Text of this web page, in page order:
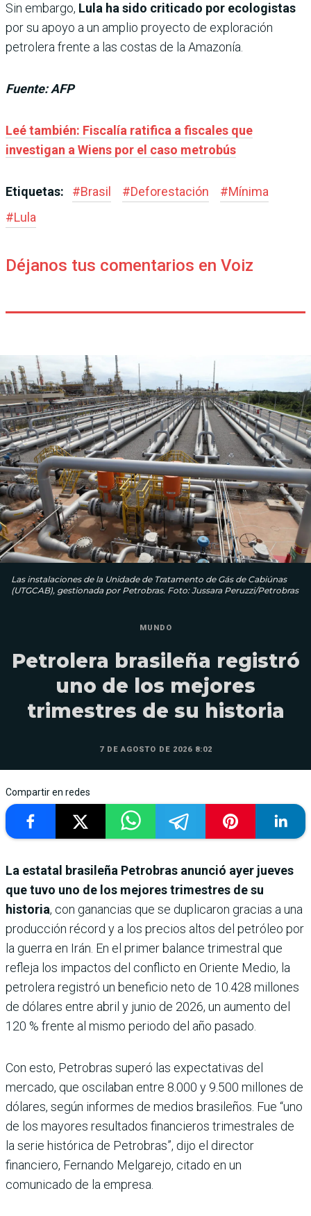
Sin embargo, Lula ha sido criticado por ecologistas
por su apoyo a un amplio proyecto de exploración
petrolera frente a las costas de la Amazonía.
Fuente: AFP
Leé también: Fiscalía ratifica a fiscales que
investigan a Wiens por el caso metrobús
Etiquetas: #Brasil #Deforestación #Mínima
#Lula
Déjanos tus comentarios en Voiz
Las instalaciones de la Unidade de Tratamento de Gás de Cabiúnas
(UTGCAB), gestionada por Petrobras. Foto: Jussara Peruzzi/Petrobras
MUNDO
Petrolera brasileña registró
uno de los mejores
trimestres de su historia
7 DE AGOSTO DE 2026 8:02
Compartir en redes
La estatal brasileña Petrobras anunció ayer jueves
que tuvo uno de los mejores trimestres de su
historia, con ganancias que se duplicaron gracias a una
producción récord y a los precios altos del petróleo por
la guerra en Irán. En el primer balance trimestral que
refleja los impactos del conflicto en Oriente Medio, la
petrolera registró un beneficio neto de 10.428 millones
de dólares entre abril y junio de 2026, un aumento del
120 % frente al mismo periodo del año pasado.
Con esto, Petrobras superó las expectativas del
mercado, que oscilaban entre 8.000 y 9.500 millones de
dólares, según informes de medios brasileños. Fue “uno
de los mayores resultados financieros trimestrales de
la serie histórica de Petrobras”, dijo el director
financiero, Fernando Melgarejo, citado en un
comunicado de la empresa.